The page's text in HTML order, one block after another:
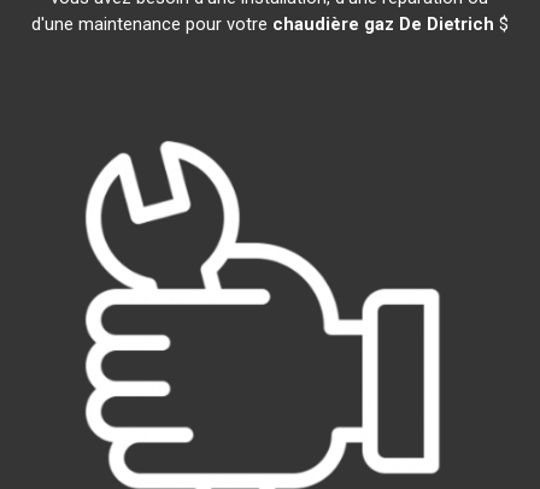
d'une maintenance pour votre chaudière gaz De Dietrich $